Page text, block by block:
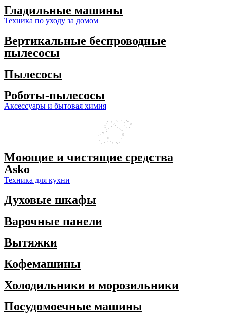
Гладильные машины
Техника по уходу за домом
Вертикальные беспроводные
пылесосы
Пылесосы
Роботы-пылесосы
Аксессуары и бытовая химия
Моющие и чистящие средства
Asko
Техника для кухни
Духовые шкафы
Варочные панели
Вытяжки
Кофемашины
Холодильники и морозильники
Посудомоечные машины